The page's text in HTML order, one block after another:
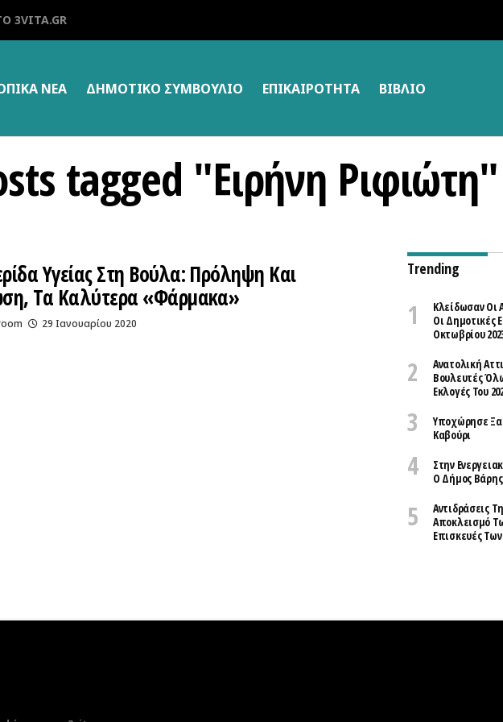
3VITA.GR
ΝΕΑ ΔΗΜΟΤΙΚΌ ΣΥΜΒΟΎΛΙΟ ΕΠΙΚΑΙΡΌΤΗΤΑ ΒΙΒΛΊΟ
tagged "Ειρήνη Ριφιώτη"
Υγείας Στη Βούλα: Πρόληψη Και
Τα Καλύτερα «φάρμακα»
29 Ιανουαρίου 2020
Trending
Κλείδωσαν Οι
Οι Δημοτικές
Οκτωβρίου
Ανατολική
Βουλευτές
Εκλογές Του
Υποχώρησε
Καβούρι
Στην
Ο Δήμος
Αντιδράσεις
Αποκλεισμό
Επισκευές